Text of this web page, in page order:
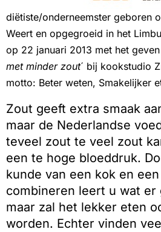
diëtiste/onderneemster geboren
Weert en opgegroeid in het
op 22 januari 2013 met het geven
met minder zout´ bij kookstudio
motto: Beter weten, Smakelijker
Zout geeft extra smaak
maar de Nederlandse
teveel zout te veel zout
een te hoge bloeddruk.
kunde van een kok en
combineren leert u wat er
maar zal het lekker eten
worden. Echter vinden